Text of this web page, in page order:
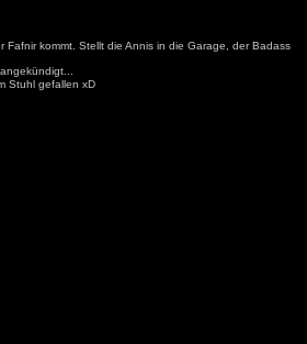
Fafnir kommt. Stellt die Annis in die Garage, der Badass
Stuhl gefallen xD